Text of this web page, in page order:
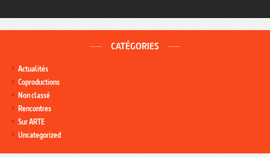
CATÉGORIES
Actualités
Coproductions
Non classé
Rencontres
Sur ARTE
Uncategorized